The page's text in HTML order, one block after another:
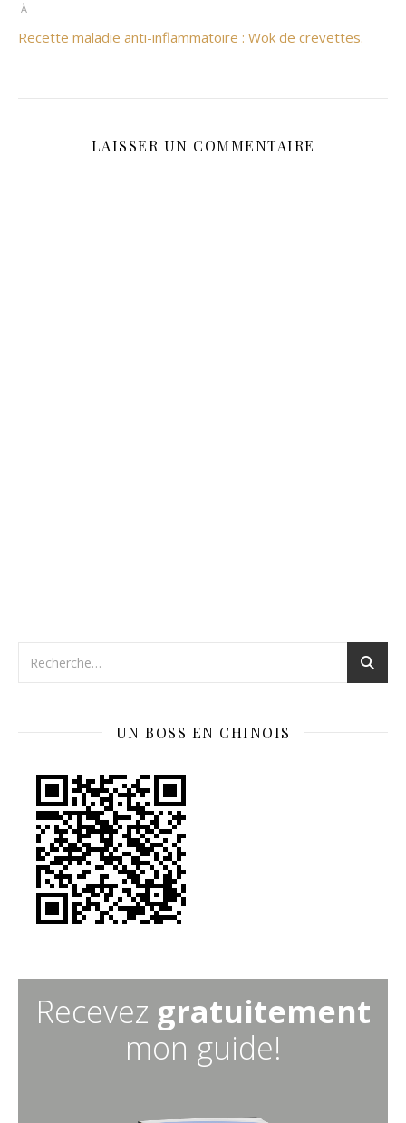
À
Recette maladie anti-inflammatoire : Wok de crevettes.
LAISSER UN COMMENTAIRE
UN BOSS EN CHINOIS
Recevez gratuitement
mon guide!